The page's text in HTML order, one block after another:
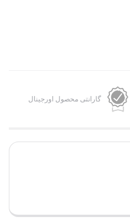
گارانتی محصول اورجینال